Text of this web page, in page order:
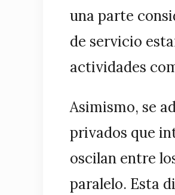
una parte
de servicio
actividades
Asimismo, se
privados que
oscilan entre
paralelo. Esta